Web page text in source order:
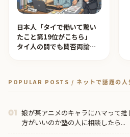
日本人「タイで働いて驚い
たこと第19位がこちら」
タイ人の間でも賛否両論
POPULAR POSTS / ネットで話題の人
01 娘が某アニメのキャラにハマって
方がいいのか塾の人に相談したら...